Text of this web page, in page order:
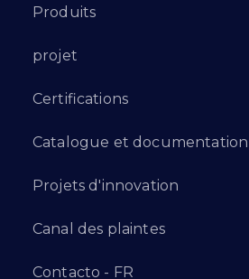
Produits
projet
Certifications
Catalogue et documentation
Projets d'innovation
Canal des plaintes
Contacto - FR